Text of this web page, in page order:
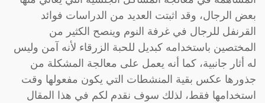
بعض الرجال، وقد اثبتت العديد من الدراسات فوائد
القرنفل للرجال في غرفة النوم وينصح الكثير من
المختصين باستخدامه كبديل للحبة الزرقاء لأنه آمن وليس
له أثار جانبية، كما أنه يعمل على معالجة المشكلة من
جذورها عكس بقية المنشطات التي يكون مفعولها وقت
استخدامها فقط، لذلك سوف نقدم لكم في هذا المقال